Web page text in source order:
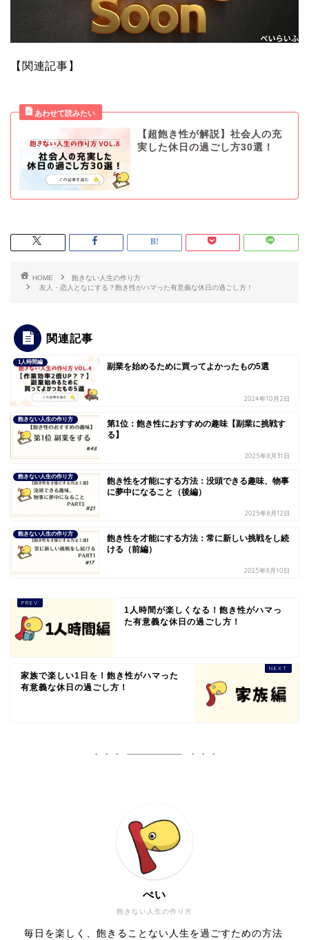
【関連記事】
【超飽き性が解説】社会人の充
実した休日の過ごし方30選！
HOME
飽きない人生の作り方
友人・恋人となにする？飽き性がハマった有意義な休日の過ごし方！
関連記事
1人時間編 副業を始めるために買ってよかったもの5選
2024年10月2日
飽きない人生の作り方
第1位：飽き性におすすめの趣味【副業に挑戦す
る】
2025年8月31日
飽きない人生の作り方
飽き性を才能にする方法：没頭できる趣味、物事
に夢中になること（後編）
2025年8月12日
飽きない人生の作り方
飽き性を才能にする方法：常に新しい挑戦をし続
ける（前編）
2025年8月10日
1人時間が楽しくなる！飽き性がハマっ
た有意義な休日の過ごし方！
家族で楽しい1日を！飽き性がハマった
有意義な休日の過ごし方！
飽きない人生の作り方
ぺい
毎日を楽しく、飽きることない人生を過ごすための方法